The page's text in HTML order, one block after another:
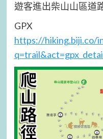
遊客進出柴山山區道
GPX
https://hiking.biji.co/